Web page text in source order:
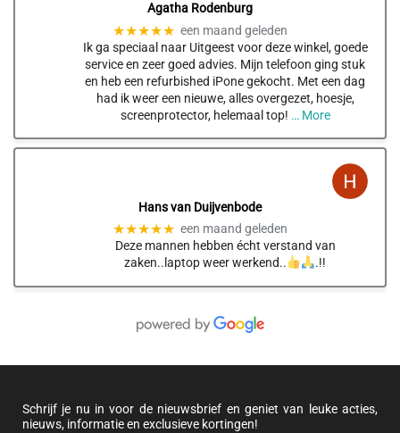
Agatha Rodenburg
★★★★★ een maand geleden
Ik ga speciaal naar Uitgeest voor deze winkel, goede
service en zeer goed advies. Mijn telefoon ging stuk
en heb een refurbished iPone gekocht. Met een dag
had ik weer een nieuwe, alles overgezet, hoesje,
screenprotector, helemaal top! … More
Hans van Duijvenbode
★★★★★ een maand geleden
Deze mannen hebben écht verstand van
zaken..laptop weer werkend..
.!!
Schrijf je nu in voor de nieuwsbrief en geniet van leuke acties,
nieuws, informatie en exclusieve kortingen!